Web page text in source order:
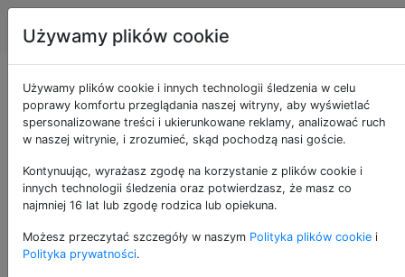
Android Tagi
Błąd sieci podczas
wywoływania Google
Now
11
Gdy próbuję uruchomić Google Now,
Używamy plików cookie
Używamy plików cookie i innych technologii śledzenia w celu
poprawy komfortu przeglądania naszej witryny, aby wyświetlać
spersonalizowane treści i ukierunkowane reklamy, analizować ruch
w naszej witrynie, i zrozumieć, skąd pochodzą nasi goście.
Kontynuując, wyrażasz zgodę na korzystanie z plików cookie i
innych technologii śledzenia oraz potwierdzasz, że masz co
najmniej 16 lat lub zgodę rodzica lub opiekuna.
Możesz przeczytać szczegóły w naszym Polityka plików cookie i
Polityka prywatności.